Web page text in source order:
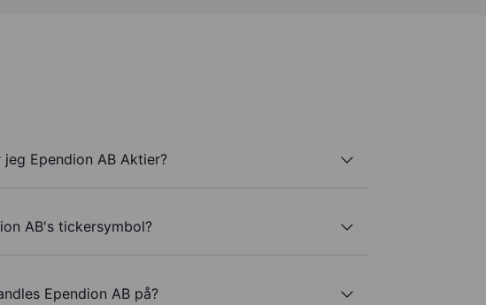
Ependion AB Aktier?
AB's tickersymbol?
Ependion AB på?